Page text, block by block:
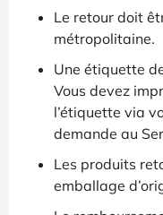
Le retour doit
métropolitaine.
Une étiquette
Vous devez
l’étiquette via
demande au
Les produits
emballage